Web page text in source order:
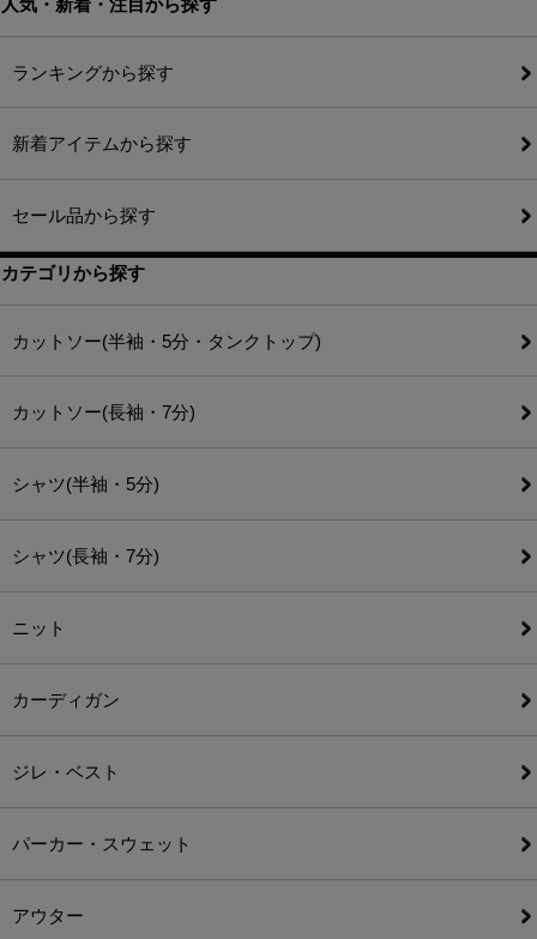
人気・新着・注目から探す
ランキングから探す
新着アイテムから探す
セール品から探す
カテゴリから探す
カットソー(半袖・5分・タンクトップ)
カットソー(長袖・7分)
シャツ(半袖・5分)
シャツ(長袖・7分)
ニット
カーディガン
ジレ・ベスト
パーカー・スウェット
アウター